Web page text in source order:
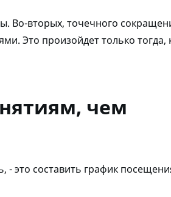
Во-вторых, точечного
Это произойдет только тогда,
чем
это составить график